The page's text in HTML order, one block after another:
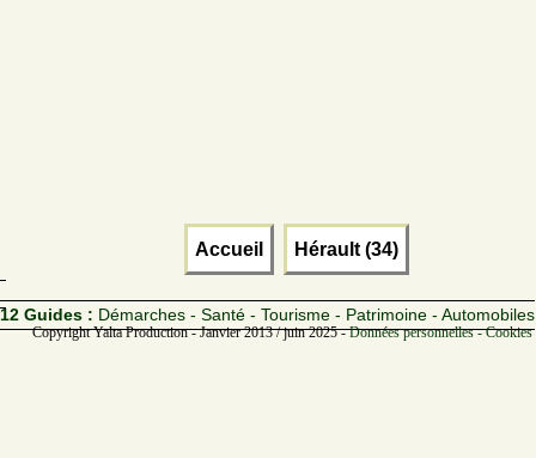
Accueil Hérault (34)
12 Guides : Démarches - Santé - Tourisme - Patrimoine - Automobiles
Copyright Yalta Production - Janvier 2013 / juin 2025 -Données personnelles -